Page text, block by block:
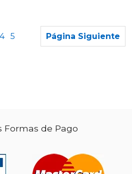
4 5 Página Siguiente
Formas de Pago